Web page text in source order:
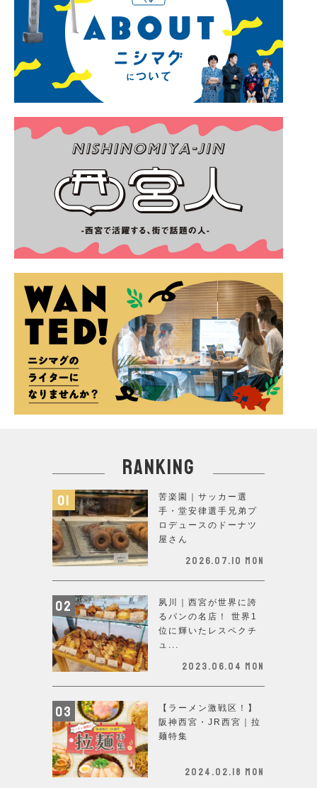
ranking
苦楽園｜サッカー選
手・堂安律選手兄弟プ
ロデュースのドーナツ
屋さん
2026.07.10 Mon
夙川｜西宮が世界に誇
るパンの名店！ 世界1
位に輝いたレスペクチ
ュ...
2023.06.04 Mon
【ラーメン激戦区！】
阪神西宮・JR西宮｜拉
麺特集
2024.02.18 Mon